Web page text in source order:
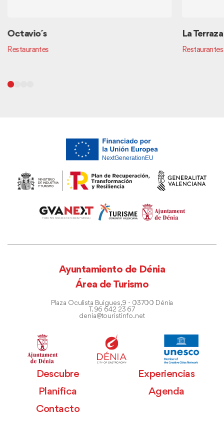
Octavio´s
Restaurantes
La Terraza
Restaurantes
Ayuntamiento de Dénia
Área de Turismo
Plaza Oculista Buigues, 9 - 03700 Dénia
T. 96 642 23 67
denia@touristinfo.net
Descubre
Experiencias
Planifica
Agenda
Contacto